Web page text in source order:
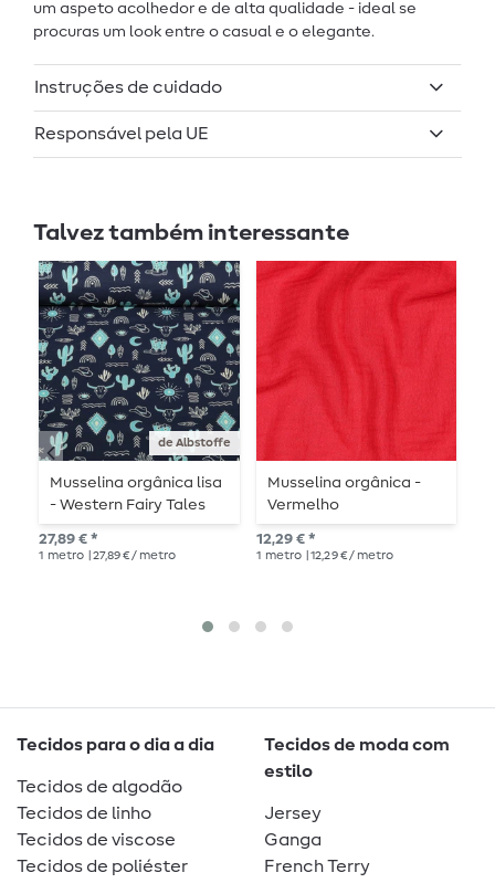
um aspeto acolhedor e de alta qualidade - ideal se
procuras um look entre o casual e o elegante.
Instruções de cuidado
Responsável pela UE
Talvez também interessante
de Albstoffe
Musselina orgânica lisa
- Western Fairy Tales
Yeehaw Blue
27,89 € *
1 metro | 27,89 € / metro
Musselina orgânica -
Vermelho
12,29 € *
1 metro | 12,29 € / metro
Tecidos para o dia a dia
Tecidos de algodão
Tecidos de linho
Tecidos de viscose
Tecidos de poliéster
Tecidos de moda com
estilo
Jersey
Ganga
French Terry